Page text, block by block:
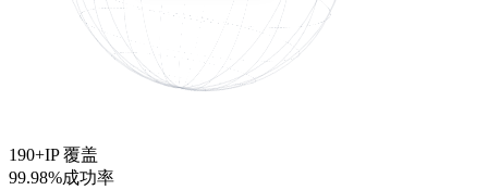
190+IP 覆盖
99.98%成功率